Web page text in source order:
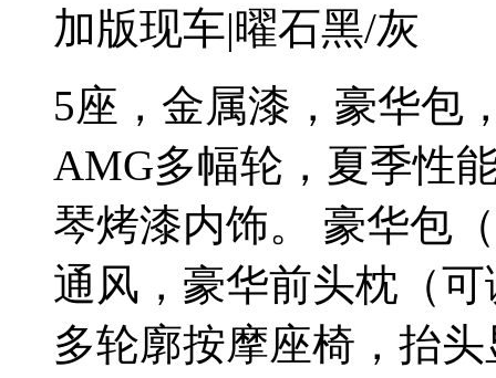
加版现车|曜石黑/灰
5座，金属漆，豪华包
AMG多幅轮，夏季性
琴烤漆内饰。 豪华包
通风，豪华前头枕（
多轮廓按摩座椅，抬